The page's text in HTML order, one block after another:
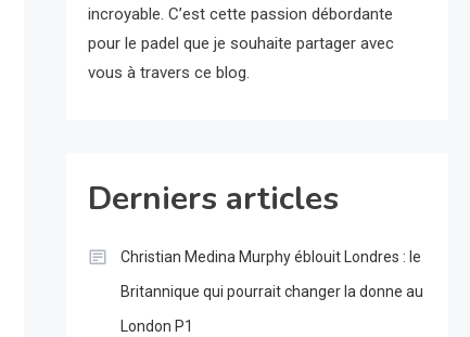
incroyable. C’est cette passion débordante
pour le padel que je souhaite partager avec
vous à travers ce blog.
Derniers articles
Christian Medina Murphy éblouit Londres : le
Britannique qui pourrait changer la donne au
London P1